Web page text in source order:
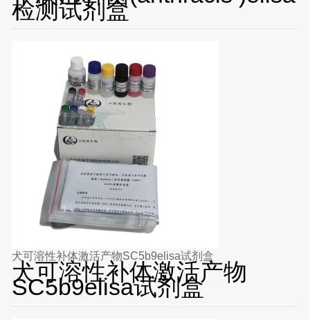
检测试剂盒
犬可溶性补体激活产物SC5b9elisa试剂盒
犬可溶性补体激活产物
SC5b9elisa试剂盒